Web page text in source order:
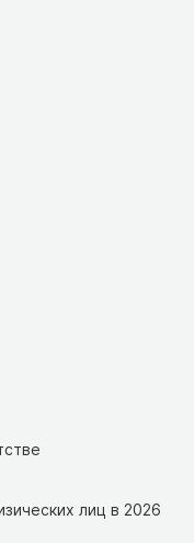
лиц в 2026